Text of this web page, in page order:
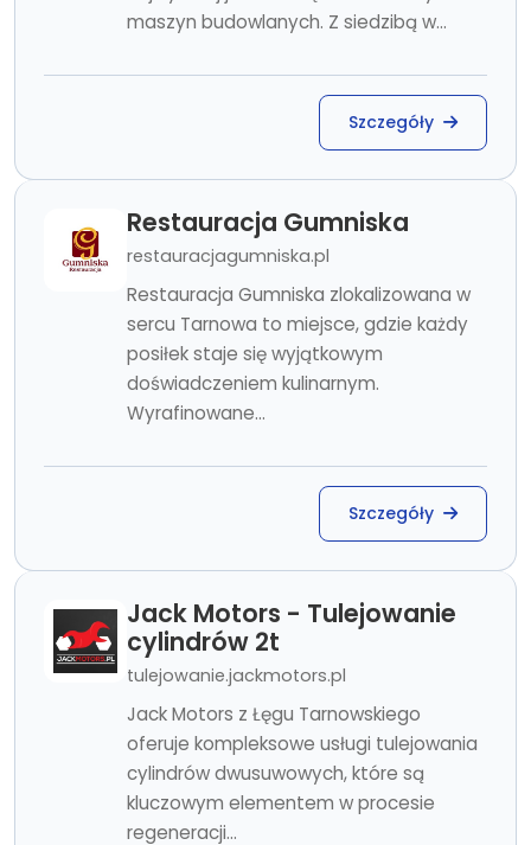
maszyn budowlanych. Z siedzibą w...
Szczegóły
Restauracja Gumniska
restauracjagumniska.pl
Restauracja Gumniska zlokalizowana w
sercu Tarnowa to miejsce, gdzie każdy
posiłek staje się wyjątkowym
doświadczeniem kulinarnym.
Wyrafinowane...
Szczegóły
Jack Motors - Tulejowanie
cylindrów 2t
tulejowanie.jackmotors.pl
Jack Motors z Łęgu Tarnowskiego
oferuje kompleksowe usługi tulejowania
cylindrów dwusuwowych, które są
kluczowym elementem w procesie
regeneracji...